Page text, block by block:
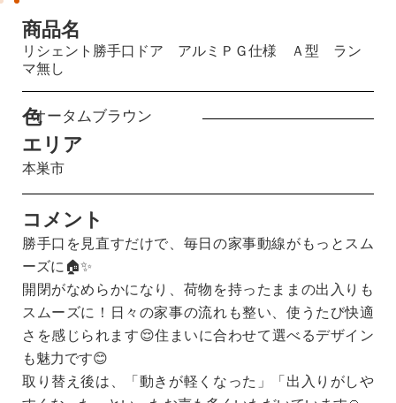
商品名
リシェント勝手口ドア アルミＰＧ仕様 Ａ型 ラン
マ無し
色オータムブラウン
エリア
本巣市
コメント
勝手口を見直すだけで、毎日の家事動線がもっとスム
ーズに🏠✨
開閉がなめらかになり、荷物を持ったままの出入りも
スムーズに！日々の家事の流れも整い、使うたび快適
さを感じられます😌住まいに合わせて選べるデザイン
も魅力です😊
取り替え後は、「動きが軽くなった」「出入りがしや